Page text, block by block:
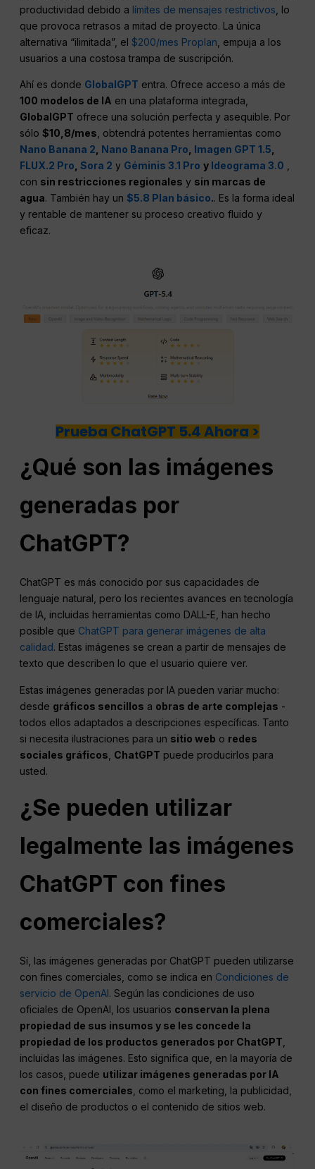
productividad debido a límites de mensajes restrictivos , lo
que provoca retrasos a mitad de proyecto. La única
alternativa “ilimitada”, el$200/mes Proplan , empuja a los
usuarios a una costosa trampa de suscripción.
Ahí es donde GlobalGPT entra. Ofrece acceso a más de
100 modelos de IA en una plataforma integrada,
GlobalGPT ofrece una solución perfecta y asequible. Por
sólo$10,8/mes , obtendrá potentes herramientas como
Nano Banana 2 Nano Banana Pro Imagen GPT 1.5
FLUX.2 Pro ,Sora 2 y Géminis 3.1 Pro y Ideograma 3.0
con sin restricciones regionales y sin marcas de
agua. También hay un$5.8 Plan básico.. Es la forma ideal
y rentable de mantener su proceso creativo fluido y
eficaz.
Prueba ChatGPT 5.4 Ahora >
¿Qué son las imágenes
generadas por
ChatGPT?
ChatGPT es más conocido por sus capacidades de
lenguaje natural, pero los recientes avances en tecnología
de IA, incluidas herramientas como DALL-E, han hecho
posible que ChatGPT para generar imágenes de alta
calidad. Estas imágenes se crean a partir de mensajes de
texto que describen lo que el usuario quiere ver.
Estas imágenes generadas por IA pueden variar mucho:
desde gráficos sencillos a obras de arte complejas -
todos ellos adaptados a descripciones específicas. Tanto
si necesita ilustraciones para un sitio web o redes
sociales gráficos ChatGPT puede producirlos para
usted.
¿Se pueden utilizar
legalmente las imágenes
ChatGPT con fines
comerciales?
Sí, las imágenes generadas por ChatGPT pueden utilizarse
con fines comerciales, como se indica en Condiciones de
servicio de OpenAI. Según las condiciones de uso
oficiales de OpenAI, los usuarios conservan la plena
propiedad de sus insumos y se les concede la
propiedad de los productos generados por ChatGPT
incluidas las imágenes. Esto significa que, en la mayoría de
los casos, puede utilizar imágenes generadas por IA
con fines comerciales , como el marketing, la publicidad,
el diseño de productos o el contenido de sitios web.